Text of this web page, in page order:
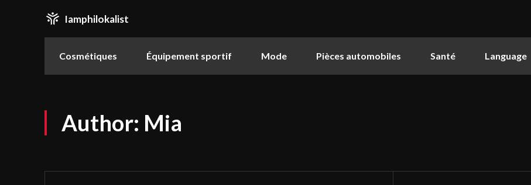
Iamphilokalist
Cosmétiques Équipement sportif Mode Pièces automobiles Santé Language
Author: Mia